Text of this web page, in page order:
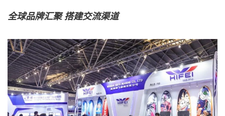
全球品牌汇聚 搭建交流渠道